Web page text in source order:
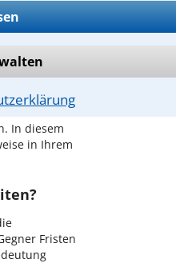
Oberstein
In diesem
in Ihrem
Fristen